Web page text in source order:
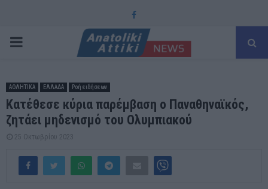
Facebook
PRIMARY
ΑΘΛΗΤΙΚΑ ΕΛΛΑΔΑ Ροή ειδήσεων
Κατέθεσε κύρια παρέμβαση ο Παναθηναϊκός,
ζητάει μηδενισμό του Ολυμπιακού
25 Οκτωβρίου 2023